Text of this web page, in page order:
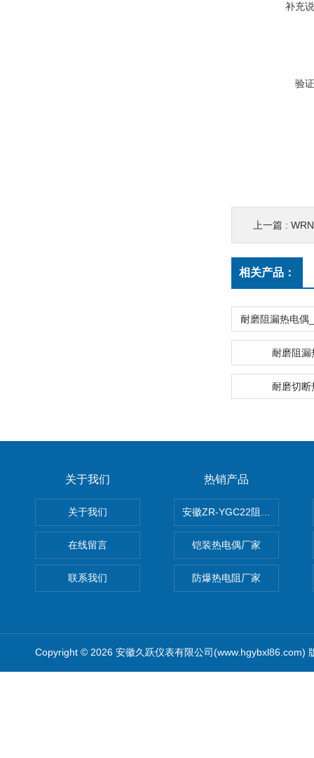
补充
验
上一篇 : WRN-
相关产品：
耐磨阻漏
耐磨切断
关于我们
关于我们
在线留言
联系我们
热销产品
安徽ZR-YGC22阻燃硅橡胶电
铠装热电偶厂家
防爆热电阻厂家
Copyright © 2026 安徽久跃仪表有限公司(www.hgybxl86.com)